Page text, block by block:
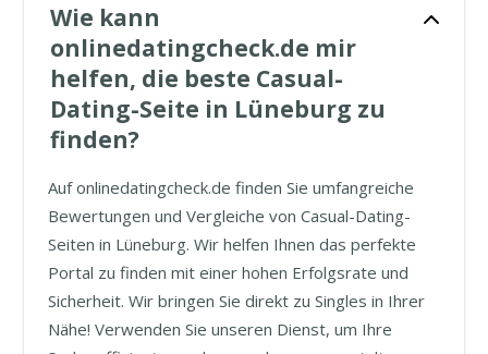
Wie kann
onlinedatingcheck.de mir
helfen, die beste Casual-
Dating-Seite in Lüneburg zu
finden?
Auf onlinedatingcheck.de finden Sie umfangreiche
Bewertungen und Vergleiche von Casual-Dating-
Seiten in Lüneburg. Wir helfen Ihnen das perfekte
Portal zu finden mit einer hohen Erfolgsrate und
Sicherheit. Wir bringen Sie direkt zu Singles in Ihrer
Nähe! Verwenden Sie unseren Dienst, um Ihre